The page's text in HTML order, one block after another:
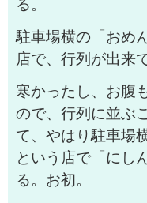
る。
駐車場横の「おめ
店で、行列が出来
寒かったし、お腹
ので、行列に並ぶ
て、やはり駐車場
という店で「にし
る。お初。